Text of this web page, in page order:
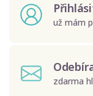
už mám
zdarma